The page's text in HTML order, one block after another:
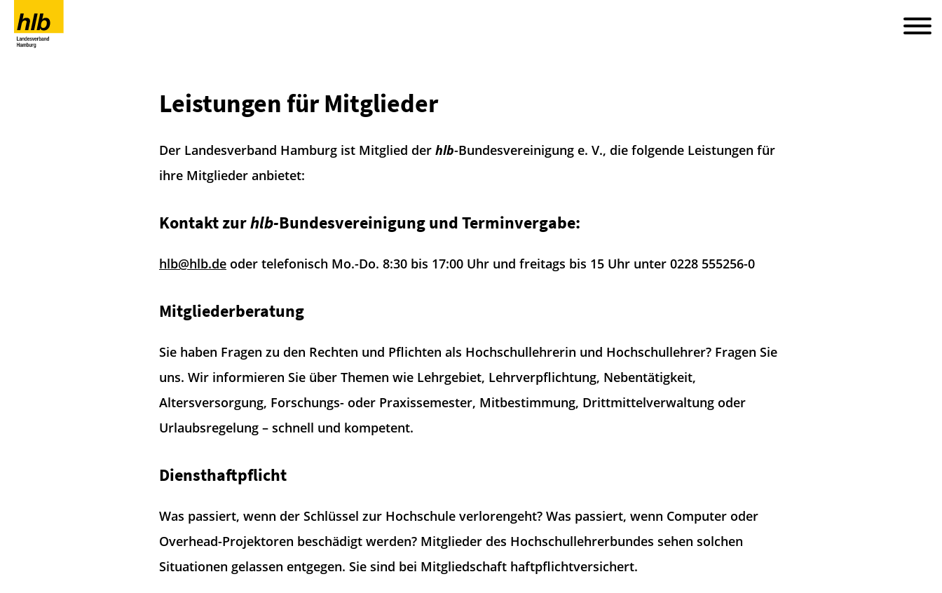
Leistungen für Mitglieder
Der Landesverband Hamburg ist Mitglied der hlb-Bundesvereinigung e. V., die folgende Leistungen für
ihre Mitglieder anbietet:
Kontakt zurhlb-Bundesvereinigung und Terminvergabe:
hlb@hlb.de oder telefonisch Mo.-Do. 8:30 bis 17:00 Uhr und freitags bis 15 Uhr unter 0228 555256-0
Mitgliederberatung
Sie haben Fragen zu den Rechten und Pflichten als Hochschullehrerin und Hochschullehrer? Fragen Sie
uns. Wir informieren Sie über Themen wie Lehrgebiet, Lehrverpflichtung, Nebentätigkeit,
Altersversorgung, Forschungs- oder Praxissemester, Mitbestimmung, Drittmittelverwaltung oder
Urlaubsregelung – schnell und kompetent.
Diensthaftpflicht
Was passiert, wenn der Schlüssel zur Hochschule verlorengeht? Was passiert, wenn Computer oder
Overhead-Projektoren beschädigt werden? Mitglieder des Hochschullehrerbundes sehen solchen
Situationen gelassen entgegen. Sie sind bei Mitgliedschaft haftpflichtversichert.